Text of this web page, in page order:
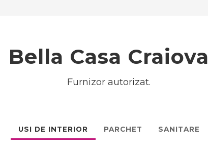
Bella Casa Craiova
Furnizor autorizat.
USI DE INTERIOR PARCHET SANITARE